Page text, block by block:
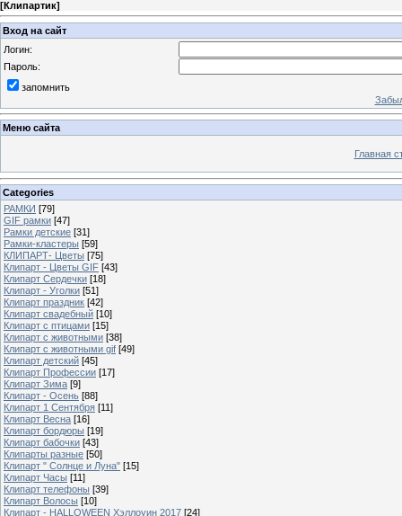
[Клипартик]
Вход на сайт
Логин:
Пароль:
запомнить
Меню сайта
Главная
Categories
РАМКИ [79]
GIF рамки [47]
Рамки детские [31]
Рамки-кластеры [59]
КЛИПАРТ- Цветы [75]
Клипарт - Цветы GIF [43]
Клипарт Сердечки [18]
Клипарт - Уголки [51]
Клипарт праздник [42]
Клипарт свадебный [10]
Клипарт с птицами [15]
Клипарт с животными [38]
Клипарт с животными gif [49]
Клипарт детский [45]
Клипарт Профессии [17]
Клипарт Зима [9]
Клипарт - Осень [88]
Клипарт 1 Сентября [11]
Клипарт Весна [16]
Клипарт бордюры [19]
Клипарт бабочки [43]
Клипарты разные [50]
Клипарт " Солнце и Луна" [15]
Клипарт Часы [11]
Клипарт телефоны [39]
Клипарт Волосы [10]
Клипарт - HALLOWEEN Хэллоуин 2017 [24]